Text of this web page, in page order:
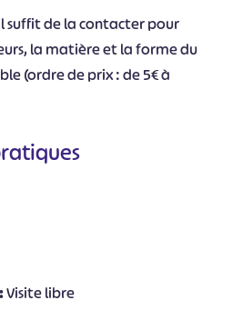
suffit de la contacter pour
la matière et la forme du
(ordre de prix : de 5€ à
Visite libre